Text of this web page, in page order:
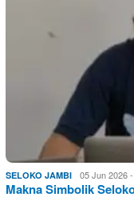
SELOKO JAMBI 05 Jun 2026
Makna Simbolik